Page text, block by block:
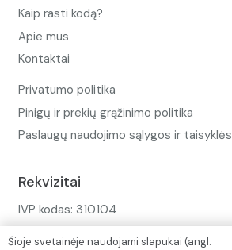
Kaip rasti kodą?
Apie mus
Kontaktai
Privatumo politika
Pinigų ir prekių grąžinimo politika
Paslaugų naudojimo sąlygos ir taisyklės
Rekvizitai
IVP kodas: 310104
Šioje svetainėje naudojami slapukai (angl.